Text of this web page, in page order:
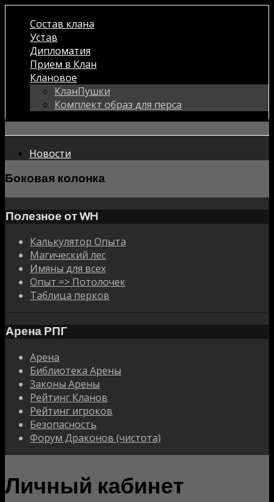
Состав клана
Устав
Дипломатия
Прием в Клан
Клановое
КланПушки
Комплект образ для перса
Новости
Боковая колонка
Полезное от WH
Калькулятор Опыта
Магический лес
Имяны для всех
Опыт => Потолочек
Таблица перков
Арена РПГ
Арена
Библиотека Арены
Законы Арены
Рейтинг Кланов
Рейтинг игроков
Безопасность
Форум Драконов (чистота)
Личный кабинет